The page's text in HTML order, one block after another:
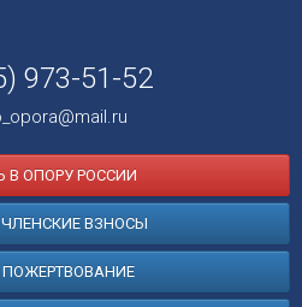
973-51-52
В ОПОРУ РОССИИ
ВЗНОСЫ
ПОЖЕРТВОВАНИЕ